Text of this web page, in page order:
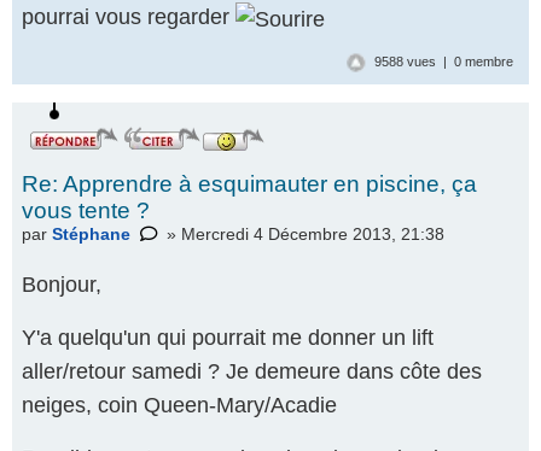
pourrai vous regarder
9588 vues | 0 membre
Re: Apprendre à esquimauter en piscine, ça
vous tente ?
par Stéphane » Mercredi 4 Décembre 2013, 21:38
Bonjour,
Y'a quelqu'un qui pourrait me donner un lift
aller/retour samedi ? Je demeure dans côte des
neiges, coin Queen-Mary/Acadie